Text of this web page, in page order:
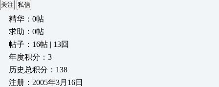
关注 私信
精华：0帖
求助：0帖
帖子：16帖 | 13回
年度积分：3
历史总积分：138
注册：2005年3月16日